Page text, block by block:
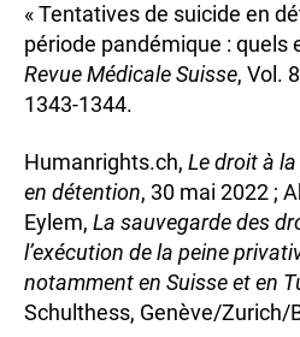
« Tentatives de suicide en
période pandémique : quels
Revue Médicale Suisse, Vol.
1343-1344.
Humanrights.ch, Le droit à
en détention, 30 mai 2022 ;
Eylem, La sauvegarde des
l’exécution de la peine
notamment en Suisse et en
Schulthess, Genève/Zurich/